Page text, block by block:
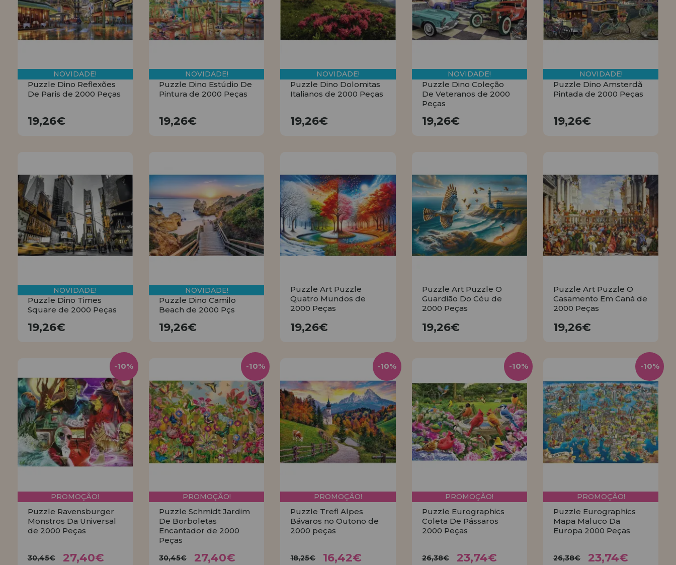
LIQUIDAÇÕES
NOVIDADE!
Puzzle Dino Reflexões
De Paris de 2000 Peças
19,26€
NOVIDADE!
Puzzle Dino Estúdio De
Pintura de 2000 Peças
19,26€
NOVIDADE!
Puzzle Dino Dolomitas
Italianos de 2000 Peças
19,26€
NOVIDADE!
Puzzle Dino Coleção
De Veteranos de 2000
Peças
19,26€
NOVIDADE!
Puzzle Dino Amsterdã
Pintada de 2000 Peças
19,26€
NOVIDADE!
Puzzle Dino Times
Square de 2000 Peças
19,26€
NOVIDADE!
Puzzle Dino Camilo
Beach de 2000 Pçs
19,26€
Puzzle Art Puzzle
Quatro Mundos de
2000 Peças
19,26€
Puzzle Art Puzzle O
Guardião Do Céu de
2000 Peças
19,26€
Puzzle Art Puzzle O
Casamento Em Caná de
2000 Peças
19,26€
PROMOÇÃO!
Puzzle Ravensburger
Monstros Da Universal
de 2000 Peças
30,45€ 27,40€
-10%
PROMOÇÃO!
Puzzle Schmidt Jardim
De Borboletas
Encantador de 2000
Peças
30,45€ 27,40€
-10%
PROMOÇÃO!
Puzzle Trefl Alpes
Bávaros no Outono de
2000 peças
18,25€ 16,42€
-10%
PROMOÇÃO!
Puzzle Eurographics
Coleta De Pássaros
2000 Peças
26,38€ 23,74€
-10%
PROMOÇÃO!
Puzzle Eurographics
Mapa Maluco Da
Europa 2000 Peças
26,38€ 23,74€
-10%